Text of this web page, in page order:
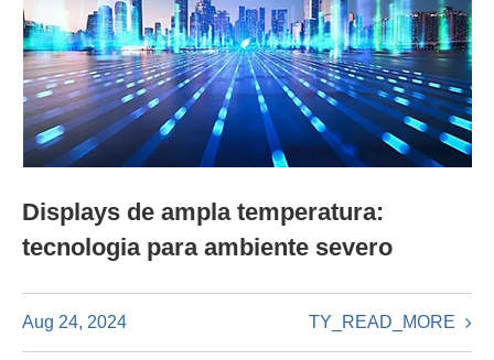
Displays de ampla temperatura:
tecnologia para ambiente severo
Aug 24, 2024 TY_READ_MORE